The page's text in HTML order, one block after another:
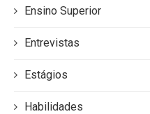
Ensino Superior
Entrevistas
Estágios
Habilidades